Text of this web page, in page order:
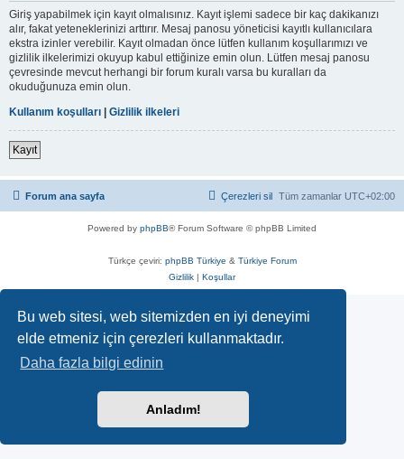
Bu web sitesi, web sitemizden en iyi deneyimi
elde etmeniz için çerezleri kullanmaktadır.
Daha fazla bilgi edinin
Anladım!
Giriş yapabilmek için kayıt olmalısınız. Kayıt işlemi sadece bir kaç dakikanızı
alır, fakat yeteneklerinizi arttırır. Mesaj panosu yöneticisi kayıtlı kullanıcılara
ekstra izinler verebilir. Kayıt olmadan önce lütfen kullanım koşullarımızı ve
gizlilik ilkelerimizi okuyup kabul ettiğinize emin olun. Lütfen mesaj panosu
çevresinde mevcut herhangi bir forum kuralı varsa bu kuralları da
okuduğunuza emin olun.
Kullanım koşulları | Gizlilik ilkeleri
Kayıt
Forum ana sayfa Tüm zamanlar UTC+02:00
Çerezleri sil
Powered by phpBB® Forum Software © phpBB Limited
Türkçe çeviri: phpBB Türkiye & Türkiye Forum
Gizlilik | Koşullar